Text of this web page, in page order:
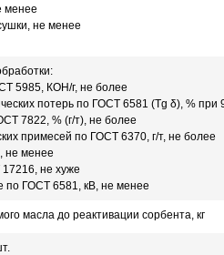
менее
не менее
5985, КОН/г, не более
потерь по ГОСТ 6581 (Тg δ), % при
7822, % (г/т), не более
примесей по ГОСТ 6370, г/т, не более
не менее
не хуже
по ГОСТ 6581, кВ, не менее
масла до реактивации сорбента, кг